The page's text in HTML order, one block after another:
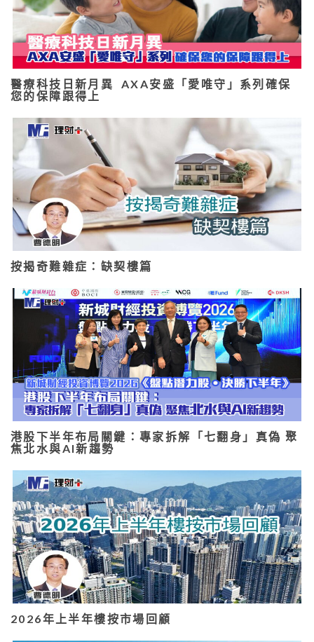
醫療科技日新月異 AXA安盛「愛唯守」系列確保
您的保障跟得上
按揭奇難雜症：缺契樓篇
港股下半年布局關鍵：專家拆解「七翻身」真偽 聚
焦北水與AI新趨勢
2026年上半年樓按市場回顧